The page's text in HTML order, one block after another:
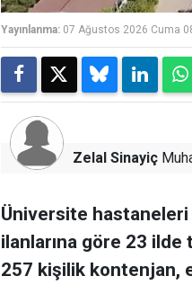
Yayınlanma: 07 Ağustos 2026 Cuma
Zelal Sinayiç
Üniversite hastaneleri
ilanlarına göre 23 ilde
257 kişilik kontenjan,